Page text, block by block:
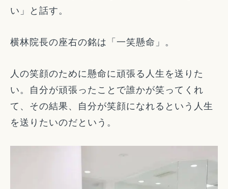
い」と話す。
横林院長の座右の銘は「一笑懸命」。
人の笑顔のために懸命に頑張る人生を送りた
い。自分が頑張ったことで誰かが笑ってくれ
て、その結果、自分が笑顔になれるという人生
を送りたいのだという。